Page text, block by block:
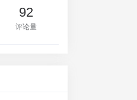
92
评论量